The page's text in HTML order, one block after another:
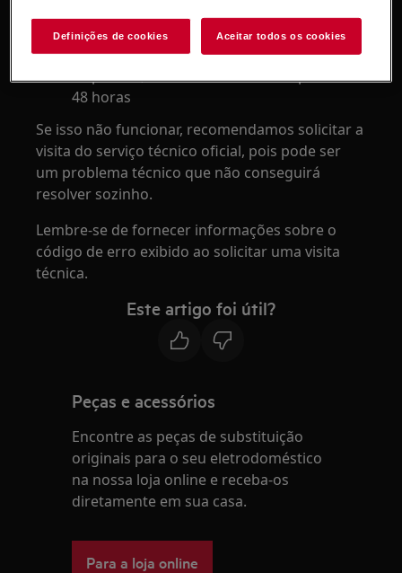
ligar o forno à App. Caso haja uma
atualização do software do forno
disponível, ela será instalada nas próximas
48 horas
Se isso não funcionar, recomendamos solicitar a
visita do serviço técnico oficial, pois pode ser
um problema técnico que não conseguirá
resolver sozinho.
Lembre-se de fornecer informações sobre o
código de erro exibido ao solicitar uma visita
técnica.
Este artigo foi útil?
Peças e acessórios
Encontre as peças de substituição
originais para o seu eletrodoméstico
na nossa loja online e receba-os
diretamente em sua casa.
Para a loja online
Definições de cookies Aceitar todos os cookies